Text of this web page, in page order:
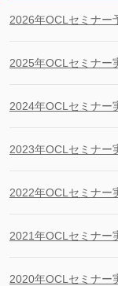
2026年OCLセミナー
2025年OCLセミナー
2024年OCLセミナー
2023年OCLセミナー
2022年OCLセミナー
2021年OCLセミナー
2020年OCLセミナー